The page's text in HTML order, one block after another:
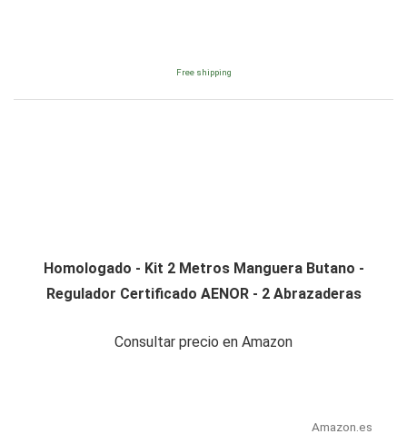
Free shipping
Homologado - Kit 2 Metros Manguera Butano -
Regulador Certificado AENOR - 2 Abrazaderas
Consultar precio en Amazon
Amazon.es